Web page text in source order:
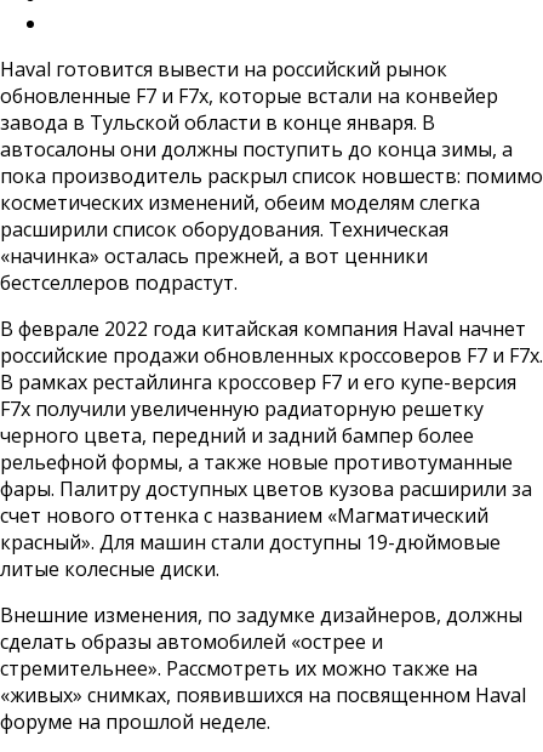
Haval готовится вывести на российский рынок
обновленные F7 и F7x, которые встали на конвейер
завода в Тульской области в конце января. В
автосалоны они должны поступить до конца зимы, а
пока производитель раскрыл список новшеств: помимо
косметических изменений, обеим моделям слегка
расширили список оборудования. Техническая
«начинка» осталась прежней, а вот ценники
бестселлеров подрастут.
В феврале 2022 года китайская компания Haval начнет
российские продажи обновленных кроссоверов F7 и F7x.
В рамках рестайлинга кроссовер F7 и его купе-версия
F7x получили увеличенную радиаторную решетку
черного цвета, передний и задний бампер более
рельефной формы, а также новые противотуманные
фары. Палитру доступных цветов кузова расширили за
счет нового оттенка с названием «Магматический
красный». Для машин стали доступны 19-дюймовые
литые колесные диски.
Внешние изменения, по задумке дизайнеров, должны
сделать образы автомобилей «острее и
стремительнее». Рассмотреть их можно также на
«живых» снимках, появившихся на посвященном Haval
форуме на прошлой неделе.